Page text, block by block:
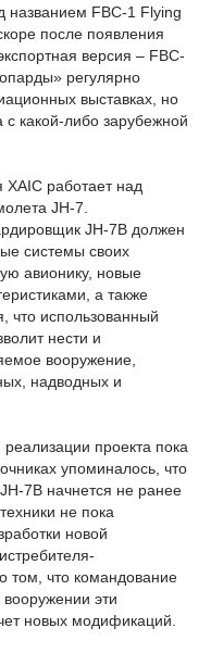
названием FBC-1 Flying
после появления
версия – FBC-
регулярно
выставках, но
с какой-либо зарубежной
XAIC работает над
JH-7.
JH-7B должен
системы своих
авионику, новые
а также
что использованный
нести и
вооружение,
надводных и
проекта пока
упоминалось, что
7B начнется не ранее
не пока
новой
том, что командование
эти
новых модификаций.